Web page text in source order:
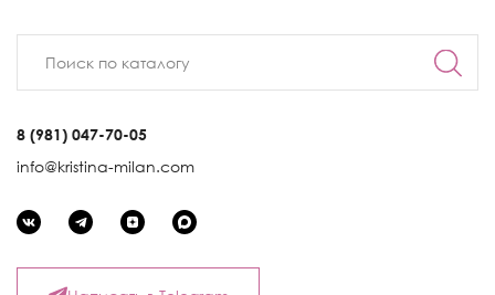
8 (981) 047-70-05
info@kristina-milan.com